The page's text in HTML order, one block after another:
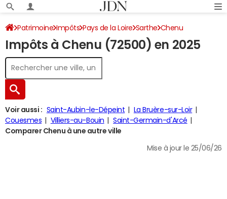
Patrimoine Impôts Pays de la Loire Sarthe Chenu
Impôt sur le revenu
Impôts à Chenu (72500) en 2025
Voir aussi : Saint-Aubin-le-Dépeint
La Bruère-sur-Loir
Couesmes
Villiers-au-Bouin
Saint-Germain-d'Arcé
Comparer Chenu à une autre ville
Mise à jour le 25/06/26